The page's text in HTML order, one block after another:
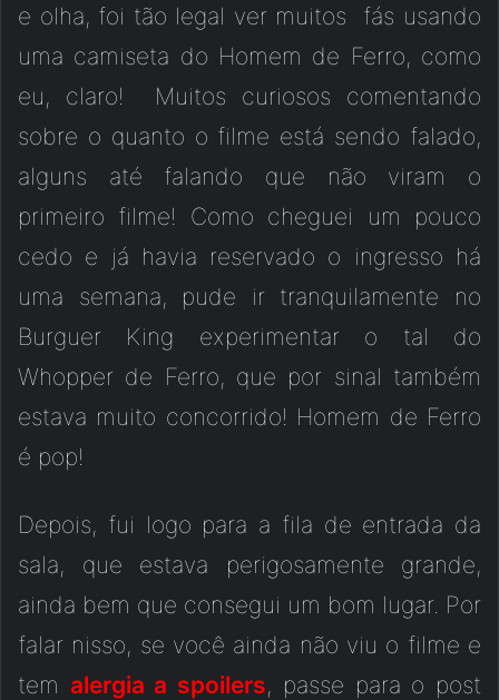
e olha, foi tão legal ver muitos fás usando
uma camiseta do Homem de Ferro, como
eu, claro! Muitos curiosos comentando
sobre o quanto o filme está sendo falado,
alguns até falando que não viram o
primeiro filme! Como cheguei um pouco
cedo e já havia reservado o ingresso há
uma semana, pude ir tranquilamente no
Burguer King experimentar o tal do
Whopper de Ferro, que por sinal também
estava muito concorrido! Homem de Ferro
é pop!
Depois, fui logo para a fila de entrada da
sala, que estava perigosamente grande,
ainda bem que consegui um bom lugar. Por
falar nisso, se você ainda não viu o filme e
tem alergia a spoilers, passe para o post